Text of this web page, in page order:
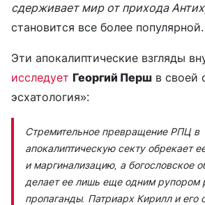
сдерживает мир от прихода
становится все более популярной.
Эти апокалиптические взгляды
исследует Георгий Перш в своей
эсхатология»:
Стремительное превращение РПЦ в
апокалиптическую секту обрекает
и маргинализацию, а богословское
делает ее лишь еще одним рупором
пропаганды. Патриарх Кирилл и его